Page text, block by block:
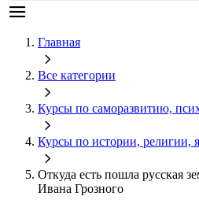
Главная
Все категории
Курсы по саморазвитию,
Курсы по истории, религии,
Откуда есть пошла русская
Ивана Грозного